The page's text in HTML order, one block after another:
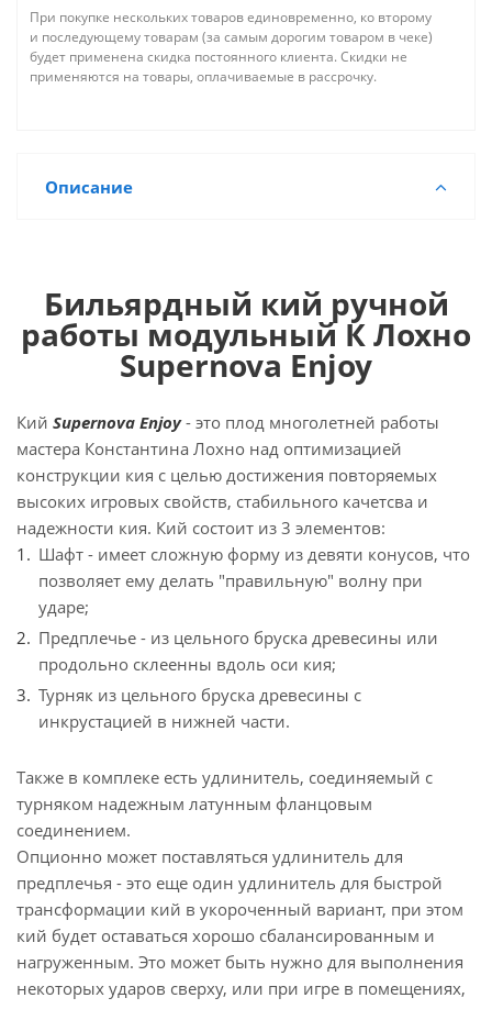
При покупке нескольких товаров единовременно, ко второму
и последующему товарам (за самым дорогим товаром в чеке)
будет применена скидка постоянного клиента. Скидки не
применяются на товары, оплачиваемые в рассрочку.
Описание
Бильярдный кий ручной
работы модульный К Лохно
Supernova Enjoy
Кий Supernova Enjoy- это плод многолетней работы
мастера Константина Лохно над оптимизацией
конструкции кия с целью достижения повторяемых
высоких игровых свойств, стабильного качетсва и
надежности кия. Кий состоит из 3 элементов:
Шафт - имеет сложную форму из девяти конусов, что
позволяет ему делать "правильную" волну при
ударе;
Предплечье - из цельного бруска древесины или
продольно склеенны вдоль оси кия;
Турняк из цельного бруска древесины с
инкрустацией в нижней части.
Также в комплеке есть удлинитель, соединяемый с
турняком надежным латунным фланцовым
соединением.
Опционно может поставляться удлинитель для
предплечья - это еще один удлинитель для быстрой
трансформации кий в укороченный вариант, при этом
кий будет оставаться хорошо сбалансированным и
нагруженным. Это может быть нужно для выполнения
некоторых ударов сверху, или при игре в помещениях,